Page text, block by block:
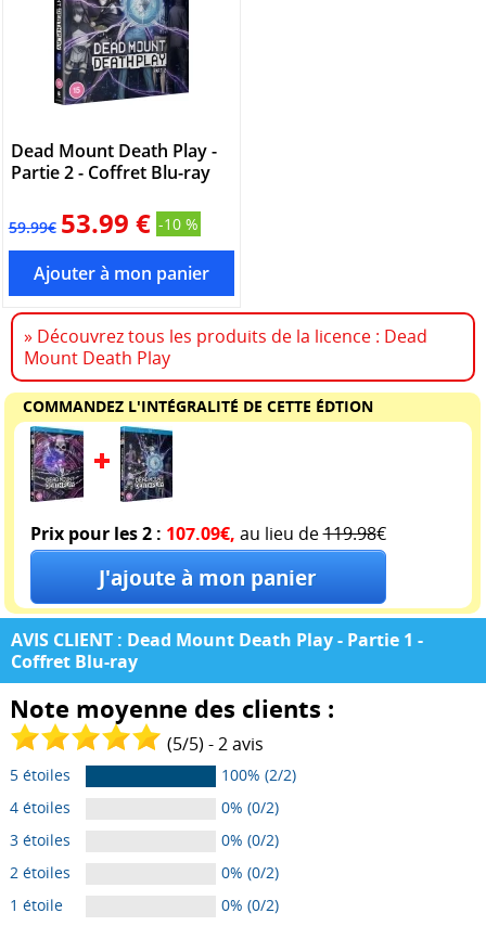
Dead Mount Death Play -
Partie 2 - Coffret Blu-ray
59.99€ 53.99 € -10 %
» Découvrez tous les produits de la licence : Dead
Mount Death Play
COMMANDEZ L'INTÉGRALITÉ DE CETTE ÉDTION
Prix pour les 2 : 107.09€, au lieu de119.98€
AVIS CLIENT : Dead Mount Death Play - Partie 1 -
Coffret Blu-ray
Note moyenne des clients :
(5/5) -2avis
5 étoiles
100% (2/2)
4 étoiles
0% (0/2)
3 étoiles
0% (0/2)
2 étoiles
0% (0/2)
1 étoile
0% (0/2)